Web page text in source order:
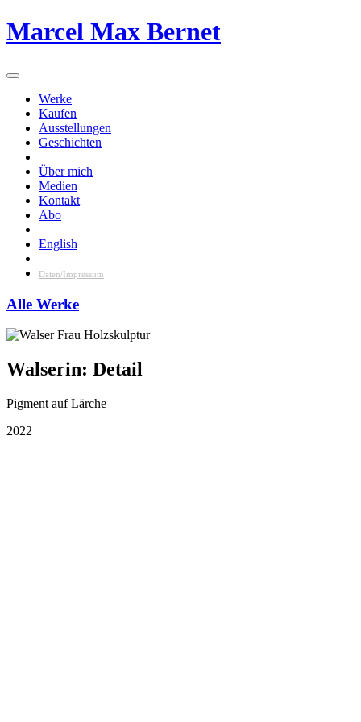
Skip
to
Marcel Max Bernet
Werke
Kaufen
Ausstellungen
Geschichten
Über mich
Medien
Kontakt
Abo
English
Daten/Impressum
Alle Werke
Walserin: Detail
Pigment auf Lärche
2022